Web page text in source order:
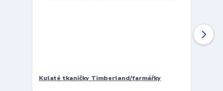
Kulaté tkaničky Timberland/farmářky